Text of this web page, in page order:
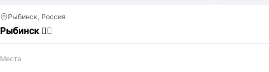
Рыбинск, Россия
Рыбинск ❤️‍🔥
Места